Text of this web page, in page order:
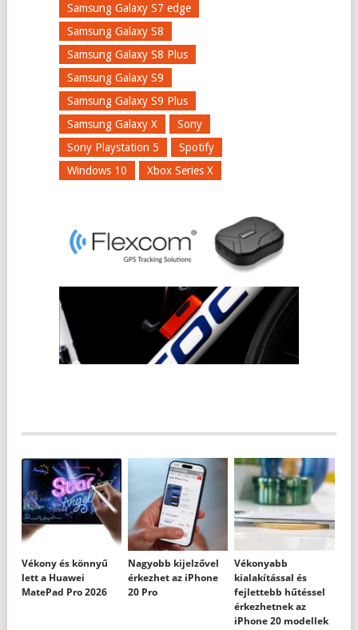
Samsung Galaxy S7 edge
Samsung Galaxy S8
Samsung Galaxy S8 Plus
Samsung Galaxy S9
Samsung Galaxy S9 Plus
Samsung Galaxy X
Sony
Sony Playstation 5
Spotify
Windows 10
Xbox Series X
Vékony és könnyű
lett a Huawei
MatePad Pro 2026
Nagyobb kijelzővel
érkezhet az iPhone
20 Pro
Vékonyabb
kialakítással és
fejlettebb hűtéssel
érkezhetnek az
iPhone 20 modellek